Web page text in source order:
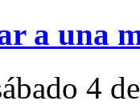
a una
4